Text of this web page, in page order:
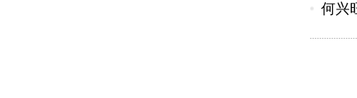
何兴